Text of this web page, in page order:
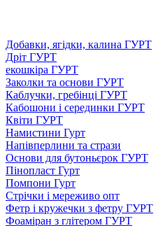
Добавки, ягідки, калина ГУРТ
Дріт ГУРТ
екошкіра ГУРТ
Заколки та основи ГУРТ
Каблучки, гребінці ГУРТ
Кабошони і серединки ГУРТ
Квіти ГУРТ
Намистини Гурт
Напівперлини та стрази
Основи для бутоньєрок ГУРТ
Пінопласт Гурт
Помпони Гурт
Стрічки і мереживо опт
Фетр і кружечки з фетру ГУРТ
Фоаміран з глітером ГУРТ